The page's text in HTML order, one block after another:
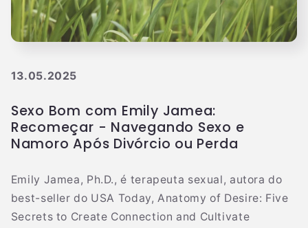
13.05.2025
Sexo Bom com Emily Jamea:
Recomeçar - Navegando Sexo e
Namoro Após Divórcio ou Perda
Emily Jamea, Ph.D., é terapeuta sexual, autora do
best-seller do USA Today, Anatomy of Desire: Five
Secrets to Create Connection and Cultivate